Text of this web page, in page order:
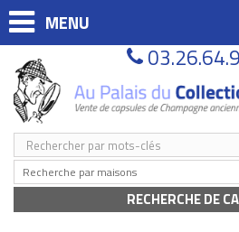
MENU
Recherche par maisons
RECHERCHE DE